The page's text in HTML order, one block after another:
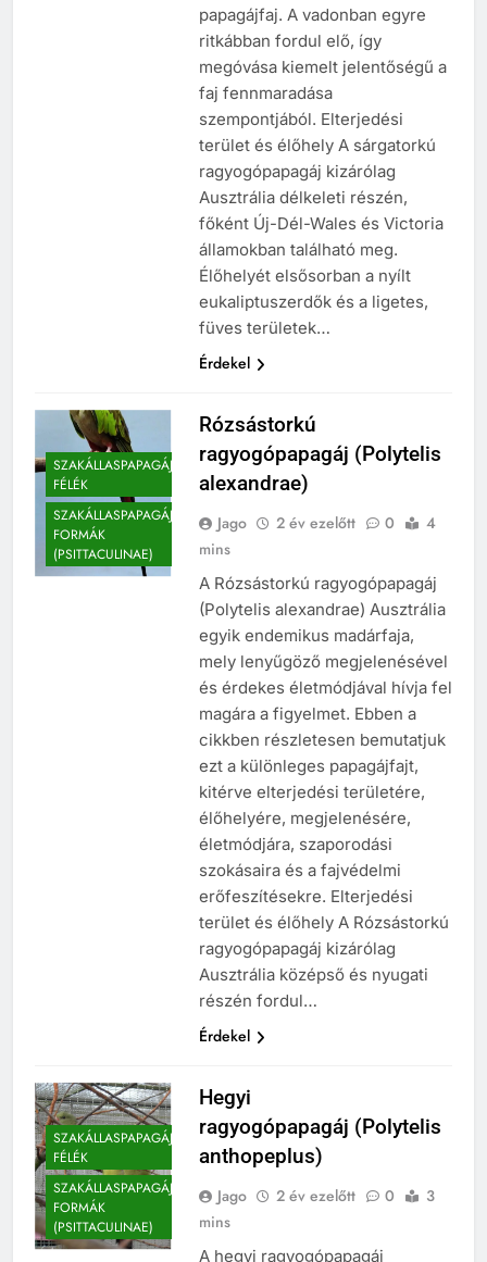
papagájfaj. A vadonban egyre
ritkábban fordul elő, így
megóvása kiemelt jelentőségű a
faj fennmaradása
szempontjából. Elterjedési
terület és élőhely A sárgatorkú
ragyogópapagáj kizárólag
Ausztrália délkeleti részén,
főként Új-Dél-Wales és Victoria
államokban található meg.
Élőhelyét elsősorban a nyílt
eukaliptuszerdők és a ligetes,
füves területek…
Érdekel
SZAKÁLLASPAPAGÁJ
FÉLÉK
SZAKÁLLASPAPAGÁJ-
FORMÁK
(PSITTACULINAE)
Rózsástorkú
ragyogópapagáj (Polytelis
alexandrae)
Jago 2 év ezelőtt 0
4
mins
A Rózsástorkú ragyogópapagáj
(Polytelis alexandrae) Ausztrália
egyik endemikus madárfaja,
mely lenyűgöző megjelenésével
és érdekes életmódjával hívja fel
magára a figyelmet. Ebben a
cikkben részletesen bemutatjuk
ezt a különleges papagájfajt,
kitérve elterjedési területére,
élőhelyére, megjelenésére,
életmódjára, szaporodási
szokásaira és a fajvédelmi
erőfeszítésekre. Elterjedési
terület és élőhely A Rózsástorkú
ragyogópapagáj kizárólag
Ausztrália középső és nyugati
részén fordul…
Érdekel
SZAKÁLLASPAPAGÁJ
FÉLÉK
SZAKÁLLASPAPAGÁJ-
FORMÁK
(PSITTACULINAE)
Hegyi
ragyogópapagáj (Polytelis
anthopeplus)
Jago 2 év ezelőtt 0
3
mins
A hegyi ragyogópapagáj